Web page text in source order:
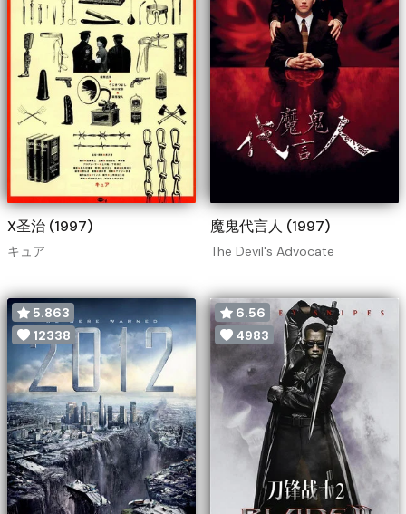
X圣治 (1997)
キュア
魔鬼代言人 (1997)
The Devil's Advocate
5.863
12338
6.56
4983